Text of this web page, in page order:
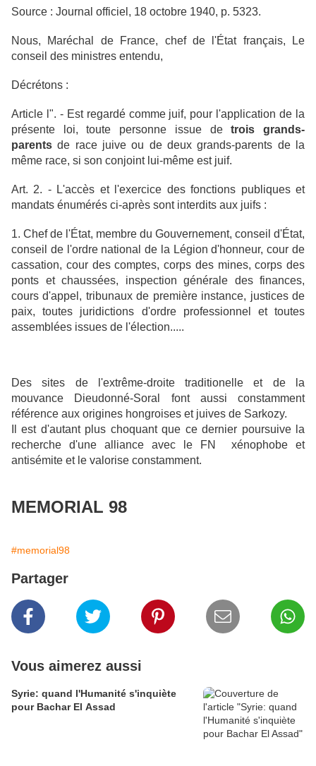
Source : Journal officiel, 18 octobre 1940, p. 5323.
Nous, Maréchal de France, chef de l'État français, Le
conseil des ministres entendu,
Décrétons :
Article l". - Est regardé comme juif, pour l'application de la
présente loi,toute personne issue detrois grands-
parents de race juive ou de deux grands-parents de la
même race, si son conjoint lui-même est juif.
Art. 2. - L'accès et l'exercice des fonctions publiques et
mandats énumérés ci-après sont interdits aux juifs :
1. Chef de l'État, membre du Gouvernement, conseil d'État,
conseil de l'ordre national de la Légion d'honneur, cour de
cassation, cour des comptes, corps des mines, corps des
ponts et chaussées, inspection générale des finances,
cours d'appel, tribunaux de première instance, justices de
paix, toutes juridictions d'ordre professionnel et toutes
assemblées issues de l'élection.....
Des sites de l'extrême-droite traditionelle et de la
mouvance Dieudonné-Soral font aussi constamment
référence aux origines hongroises et juives de Sarkozy.
Il est d'autant plus choquant que ce dernier poursuive la
recherche d'une alliance avec le FN xénophobe et
antisémite et le valorise constamment.
MEMORIAL 98
#memorial98
Partager
Vous aimerez aussi
Syrie: quand l'Humanité s'inquiète
pour Bachar El Assad